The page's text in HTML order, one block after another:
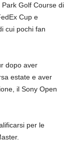
Golf Course di
Cup e
cui pochi fan
dopo aver
estate e aver
il Sony Open
per le